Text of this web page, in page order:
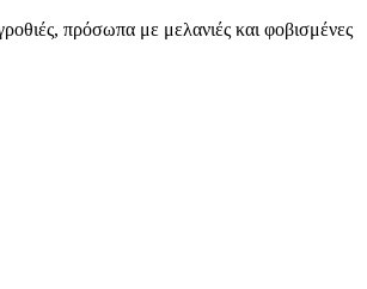
πρόσωπα με μελανιές και φοβισμένες